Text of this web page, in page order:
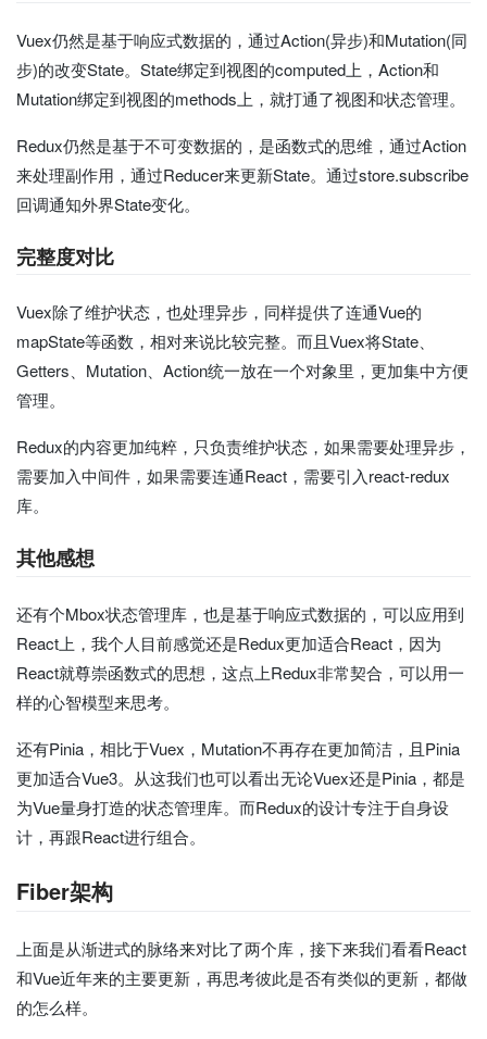
Vuex仍然是基于响应式数据的，通过Action(异步)和Mutation(同
步)的改变State。State绑定到视图的computed上，Action和
Mutation绑定到视图的methods上，就打通了视图和状态管理。
Redux仍然是基于不可变数据的，是函数式的思维，通过Action
来处理副作用，通过Reducer来更新State。通过store.subscribe
回调通知外界State变化。
完整度对比
Vuex除了维护状态，也处理异步，同样提供了连通Vue的
mapState等函数，相对来说比较完整。而且Vuex将State、
Getters、Mutation、Action统一放在一个对象里，更加集中方便
管理。
Redux的内容更加纯粹，只负责维护状态，如果需要处理异步，
需要加入中间件，如果需要连通React，需要引入react-redux
库。
其他感想
还有个Mbox状态管理库，也是基于响应式数据的，可以应用到
React上，我个人目前感觉还是Redux更加适合React，因为
React就尊崇函数式的思想，这点上Redux非常契合，可以用一
样的心智模型来思考。
还有Pinia，相比于Vuex，Mutation不再存在更加简洁，且Pinia
更加适合Vue3。从这我们也可以看出无论Vuex还是Pinia，都是
为Vue量身打造的状态管理库。而Redux的设计专注于自身设
计，再跟React进行组合。
Fiber架构
上面是从渐进式的脉络来对比了两个库，接下来我们看看React
和Vue近年来的主要更新，再思考彼此是否有类似的更新，都做
的怎么样。